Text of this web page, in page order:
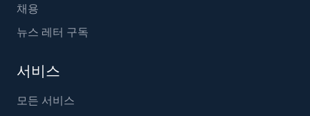
채용
뉴스 레터 구독
서비스
모든 서비스